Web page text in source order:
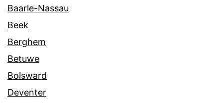
Baarle-Nassau
Beek
Berghem
Betuwe
Bolsward
Deventer